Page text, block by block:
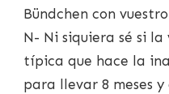
Bündchen con
N- Ni siquiera sé si la
típica que hace la
para llevar 8 meses